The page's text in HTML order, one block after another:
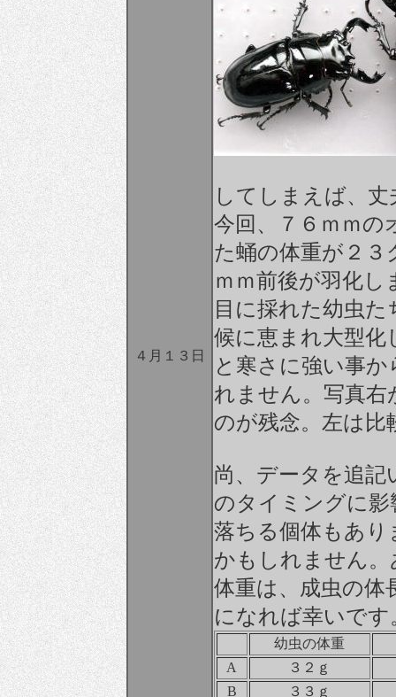
４月１３日
してしまえば、
今回、７６ｍｍの
た蛹の体重が２３
ｍｍ前後が羽化し
目に採れた幼虫
候に恵まれ大型
と寒さに強い事
れません。写真右
のが残念。左は比
尚、データを追記
のタイミングに
落ちる個体もあ
かもしれません
体重は、成虫の体
になれば幸いです
幼虫の体重
A
３２ｇ
B
３３ｇ